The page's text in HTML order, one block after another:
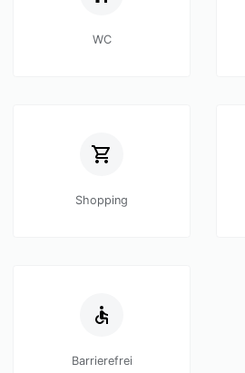
WC
Shopping
Barrierefrei